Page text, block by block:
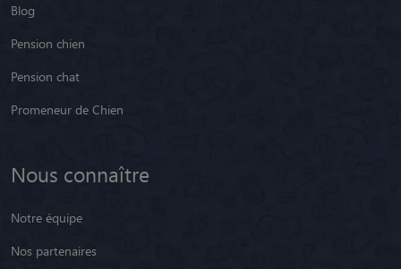
Blog
Pension chien
Pension chat
Promeneur de Chien
Nous connaître
Notre équipe
Nos partenaires